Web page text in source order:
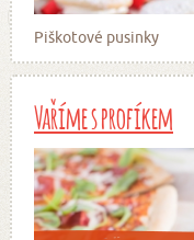
Piškotové pusinky
Vaříme s profíkem